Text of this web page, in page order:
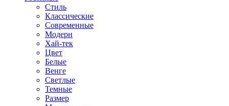
Стиль
Классические
Современные
Модерн
Хай-тек
Цвет
Белые
Венге
Светлые
Темные
Размер